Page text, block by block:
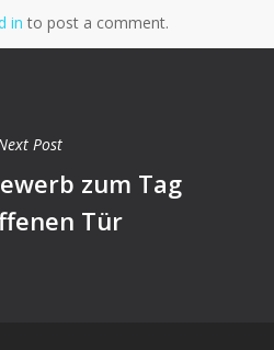
in to post a comment.
Post
zum Tag
Tür